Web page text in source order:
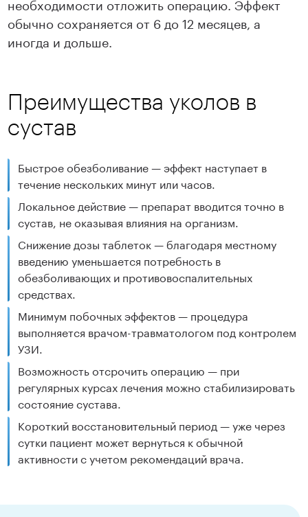
обычно сохраняется от 6 до 12 месяцев, а
иногда и дольше.
Преимущества уколов в
сустав
Быстрое обезболивание — эффект наступает в
течение нескольких минут или часов.
Локальное действие — препарат вводится точно в
сустав, не оказывая влияния на организм.
Снижение дозы таблеток — благодаря местному
введению уменьшается потребность в
обезболивающих и противовоспалительных
средствах.
Минимум побочных эффектов — процедура
выполняется врачом-травматологом под контролем
УЗИ.
Возможность отсрочить операцию — при
регулярных курсах лечения можно стабилизировать
состояние сустава.
Короткий восстановительный период — уже через
сутки пациент может вернуться к обычной
активности с учетом рекомендаций врача.